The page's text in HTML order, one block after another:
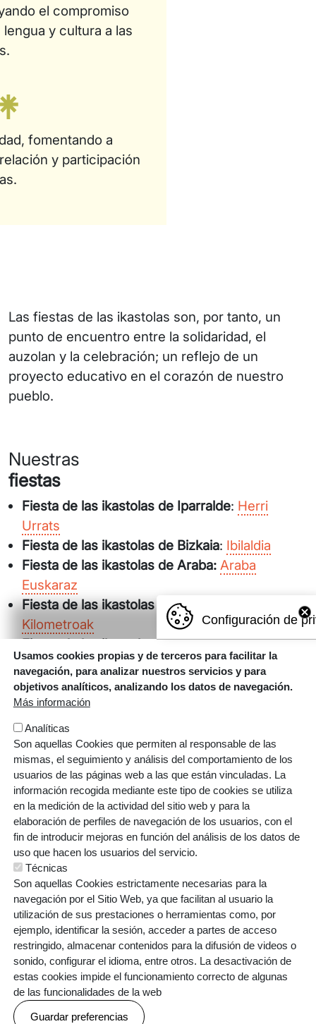
el compromiso
y cultura a las
fomentando a
y participación
Las fiestas de las ikastolas son, por tanto, un
punto de encuentro entre la solidaridad, el
auzolan y la celebración; un reflejo de un
proyecto educativo en el corazón de nuestro
pueblo.
Nuestras
fiestas
Fiesta de las ikastolas de Iparralde: Herri
Urrats
Fiesta de las ikastolas de Bizkaia: Ibilaldia
Fiesta de las ikastolas de Araba: Araba
Euskaraz
Fiesta de las ikastolas de Gipuzkoa:
Kilometroak
Fiesta de las ikastolas de Nafarroa:Nafarroa
Oinez
20018 Donostia
943 445 108
ikastolak.eus
ORRI-OINA
Contacto Denuncias
Poctefa
TESTU-LEGALAK
Política de cookies
Configuración de
Usamos cookies propias y de terceros para facilitar la
navegación, para analizar nuestros servicios y para
objetivos analíticos, analizando los datos de navegación.
Más información
Analíticas
Son aquellas Cookies que permiten al responsable de las
mismas, el seguimiento y análisis del comportamiento de los
usuarios de las páginas web a las que están vinculadas. La
información recogida mediante este tipo de cookies se utiliza
en la medición de la actividad del sitio web y para la
elaboración de perfiles de navegación de los usuarios, con el
fin de introducir mejoras en función del análisis de los datos de
uso que hacen los usuarios del servicio.
Técnicas
Son aquellas Cookies estrictamente necesarias para la
navegación por el Sitio Web, ya que facilitan al usuario la
utilización de sus prestaciones o herramientas como, por
ejemplo, identificar la sesión, acceder a partes de acceso
restringido, almacenar contenidos para la difusión de videos o
sonido, configurar el idioma, entre otros. La desactivación de
estas cookies impide el funcionamiento correcto de algunas
de las funcionalidades de la web
Guardar preferencias